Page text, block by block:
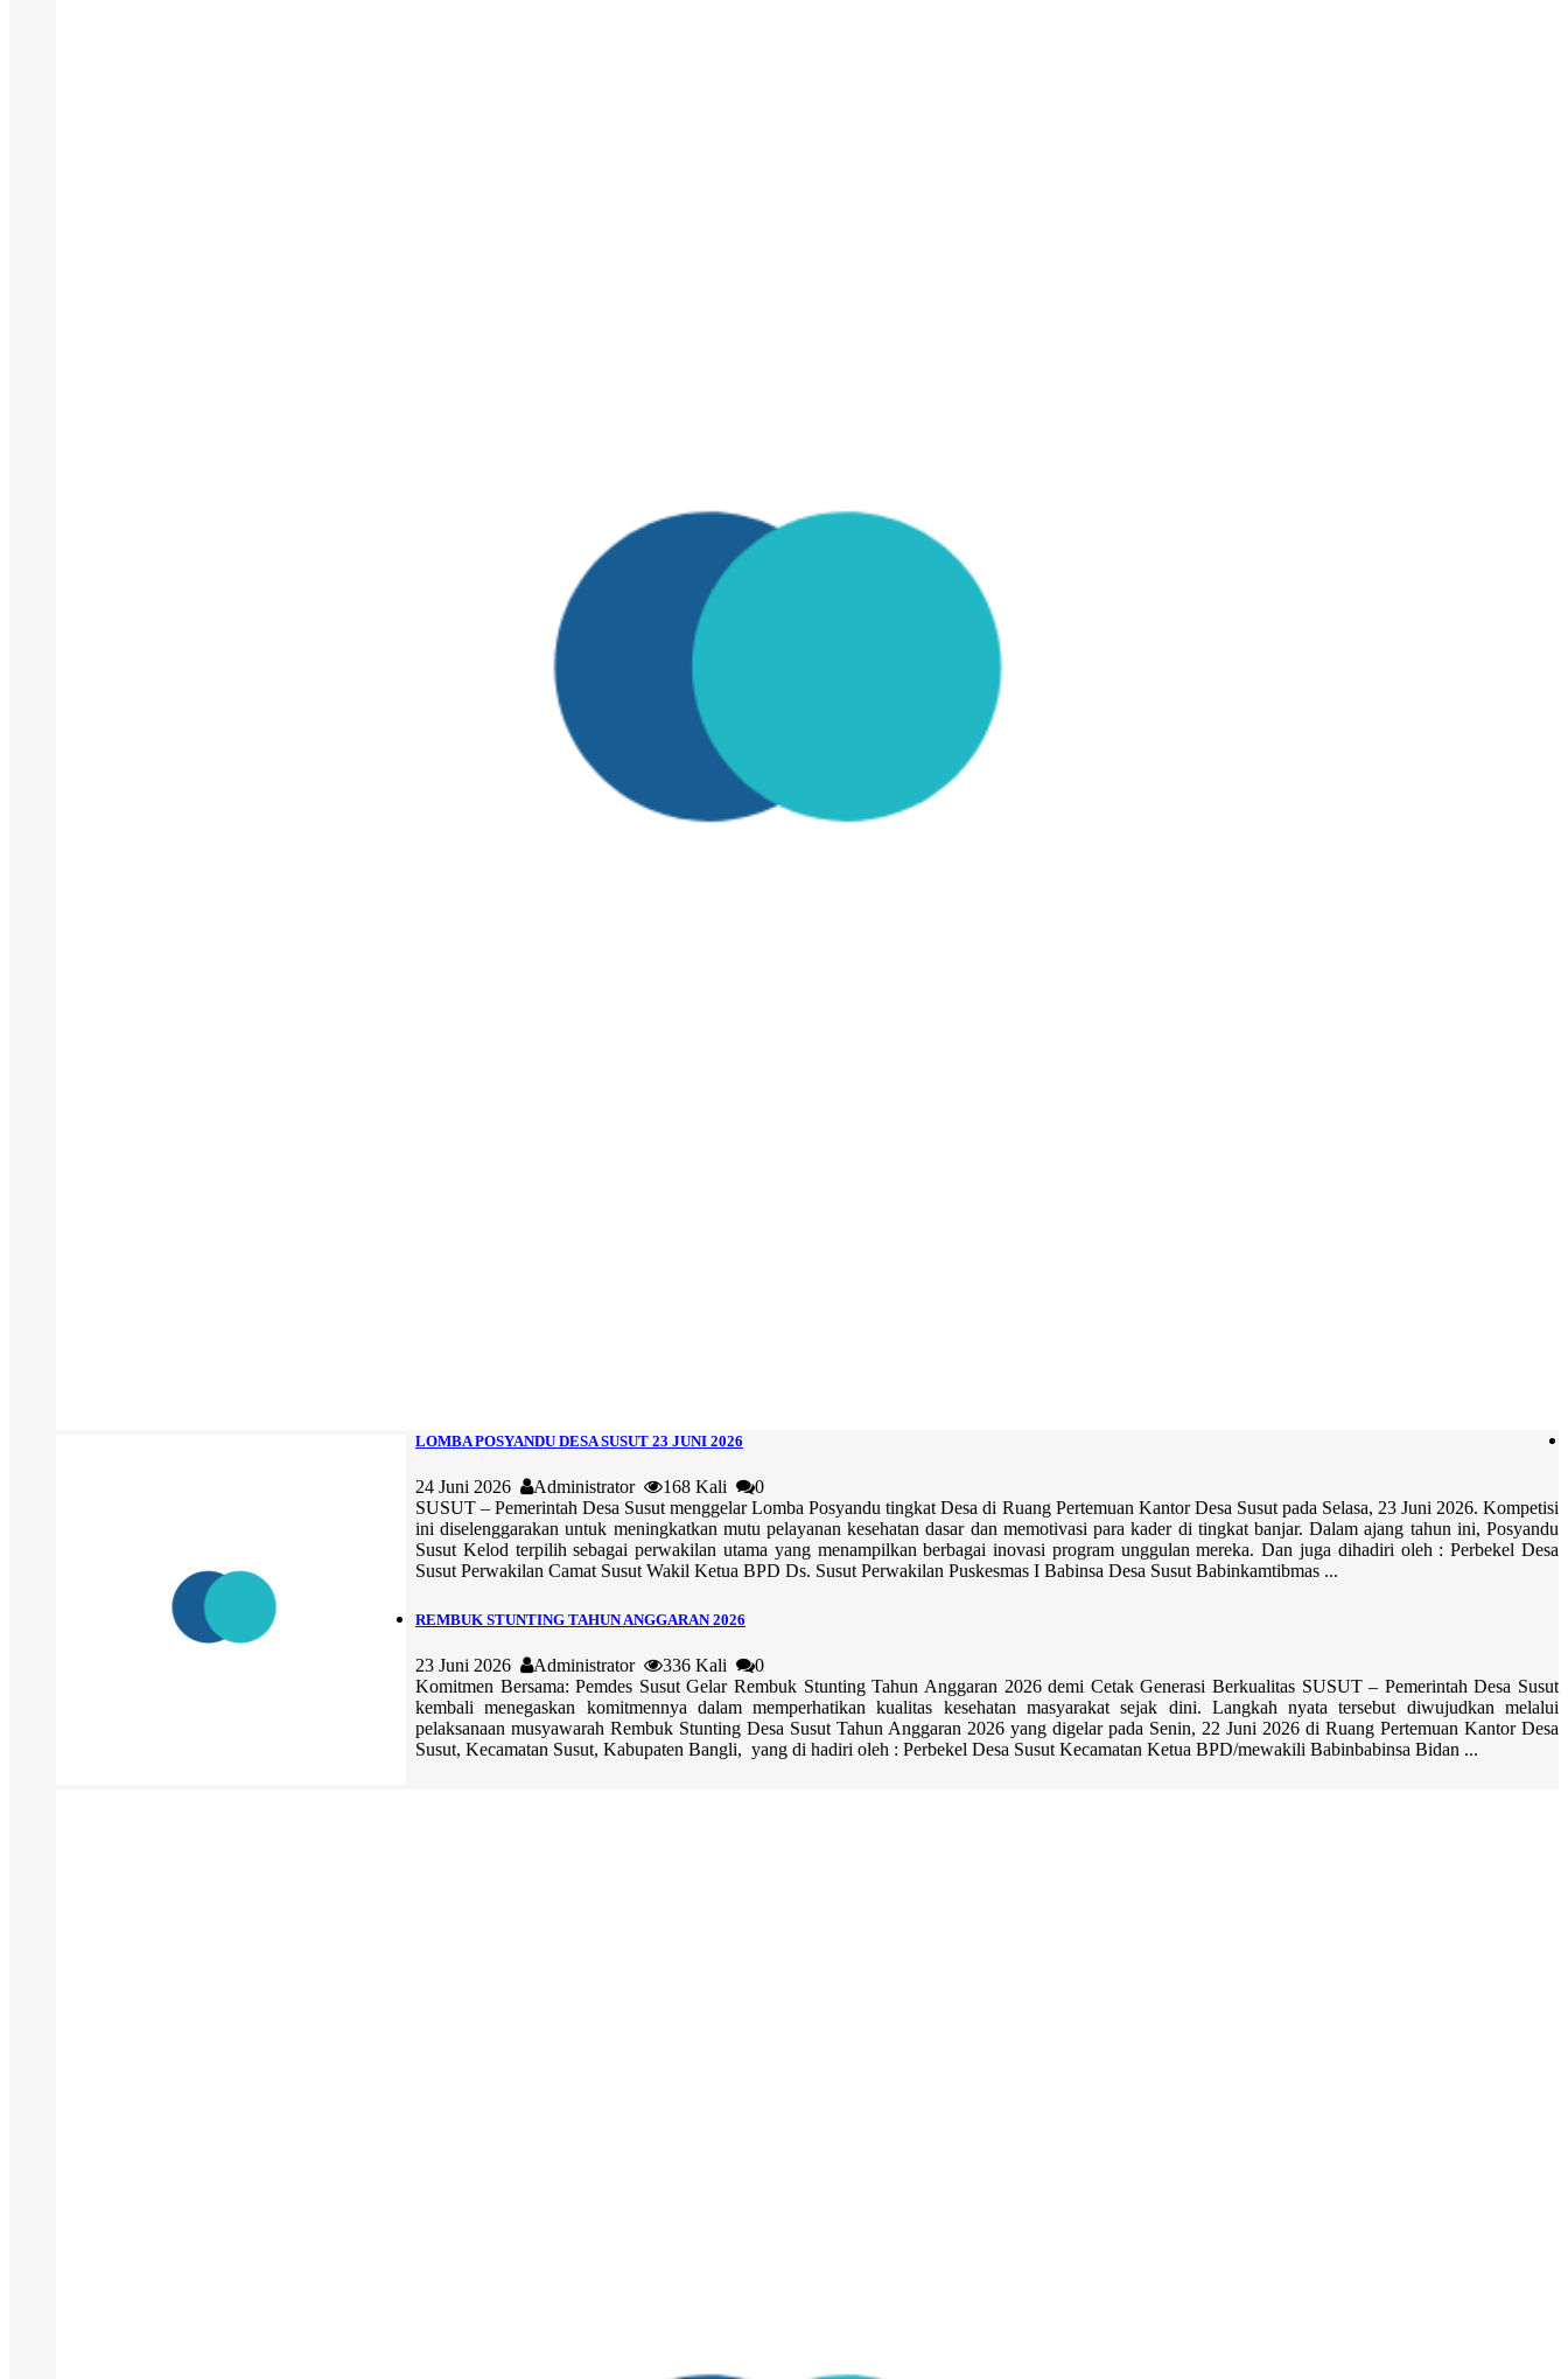
LOMBA POSYANDU DESA SUSUT 23 JUNI 2026
24 Juni 2026 Administrator 168 Kali
0
SUSUT – Pemerintah Desa Susut menggelar Lomba Posyandu tingkat Desa di Ruang Pertemuan Kantor Desa Susut pada Selasa, 23 Juni 2026. Kompetisi
ini diselenggarakan untuk meningkatkan mutu pelayanan kesehatan dasar dan memotivasi para kader di tingkat banjar. Dalam ajang tahun ini, Posyandu
Susut Kelod terpilih sebagai perwakilan utama yang menampilkan berbagai inovasi program unggulan mereka. Dan juga dihadiri oleh : Perbekel Desa
Susut Perwakilan Camat Susut Wakil Ketua BPD Ds. Susut Perwakilan Puskesmas I Babinsa Desa Susut Babinkamtibmas ...
REMBUK STUNTING TAHUN ANGGARAN 2026
23 Juni 2026 Administrator 336 Kali
0
Komitmen Bersama: Pemdes Susut Gelar Rembuk Stunting Tahun Anggaran 2026 demi Cetak Generasi Berkualitas SUSUT – Pemerintah Desa Susut
kembali menegaskan komitmennya dalam memperhatikan kualitas kesehatan masyarakat sejak dini. Langkah nyata tersebut diwujudkan melalui
pelaksanaan musyawarah Rembuk Stunting Desa Susut Tahun Anggaran 2026 yang digelar pada Senin, 22 Juni 2026 di Ruang Pertemuan Kantor Desa
Susut, Kecamatan Susut, Kabupaten Bangli, yang di hadiri oleh : Perbekel Desa Susut Kecamatan Ketua BPD/mewakili Babinbabinsa Bidan ...